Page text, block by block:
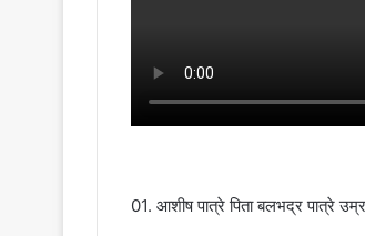
01. आशीष पात्रे पिता बलभद्र पात्रे